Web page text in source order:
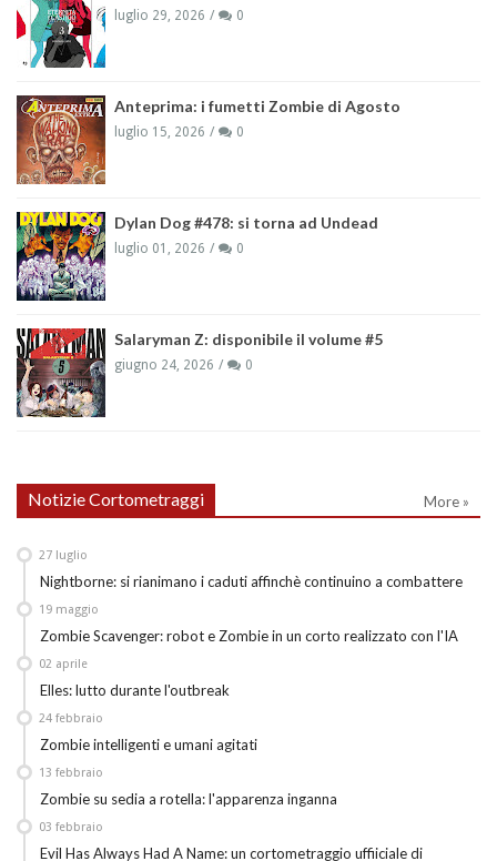
luglio 29, 2026 0
Anteprima: i fumetti Zombie di Agosto
luglio 15, 2026 0
Dylan Dog #478: si torna ad Undead
luglio 01, 2026 0
Salaryman Z: disponibile il volume #5
giugno 24, 2026 0
Notizie Cortometraggi More »
Nightborne: si rianimano i caduti affinchè continuino a combattere
27 luglio
Zombie Scavenger: robot e Zombie in un corto realizzato con l'IA
19 maggio
Elles: lutto durante l'outbreak
02 aprile
Zombie intelligenti e umani agitati
24 febbraio
Zombie su sedia a rotella: l'apparenza inganna
13 febbraio
Evil Has Always Had A Name: un cortometraggio uffiiciale di
03 febbraio